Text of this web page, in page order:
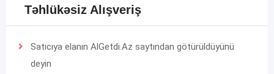
Təhlükəsiz Alışveriş
Satıcıya elanın AlGetdi.Az saytından götürüldüyünü
deyin